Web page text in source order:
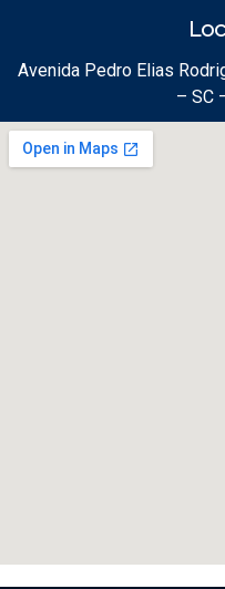
Avenida Pedro Elias
– SC